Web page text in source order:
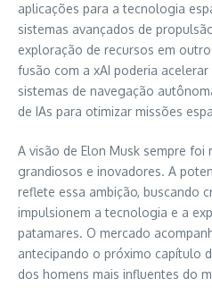
aplicações para a tecnologia
sistemas avançados de
exploração de recursos em
fusão com a xAI poderia
sistemas de navegação
de IAs para otimizar missões
A visão de Elon Musk sempre foi
grandiosos e inovadores. A
reflete essa ambição, buscando
impulsionem a tecnologia e a
patamares. O mercado
antecipando o próximo capítulo
dos homens mais influentes do